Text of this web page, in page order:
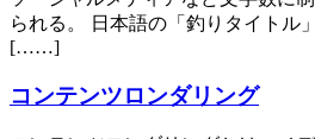
られる。 日本語の「釣りタイトル
[……]
コンテンツロンダリング